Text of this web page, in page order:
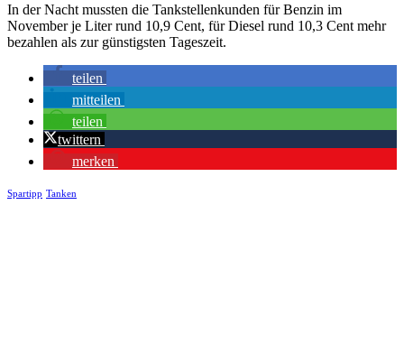
In der Nacht mussten die Tankstellenkunden für Benzin im
November je Liter rund 10,9 Cent, für Diesel rund 10,3 Cent mehr
bezahlen als zur günstigsten Tageszeit.
teilen
mitteilen
teilen
twittern
merken
Spartipp Tanken